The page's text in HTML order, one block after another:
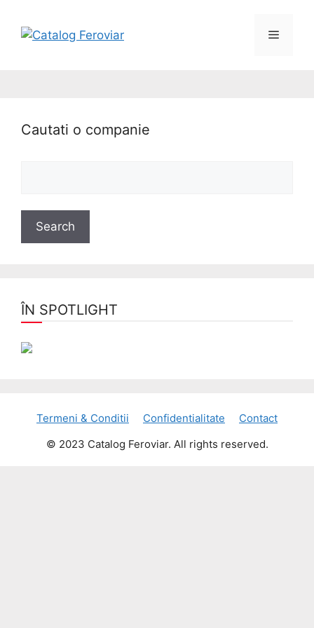
Cautati o companie
ÎN SPOTLIGHT
Termeni & Conditii Confidentialitate
Contact
© 2023 Catalog Feroviar. All rights reserved.